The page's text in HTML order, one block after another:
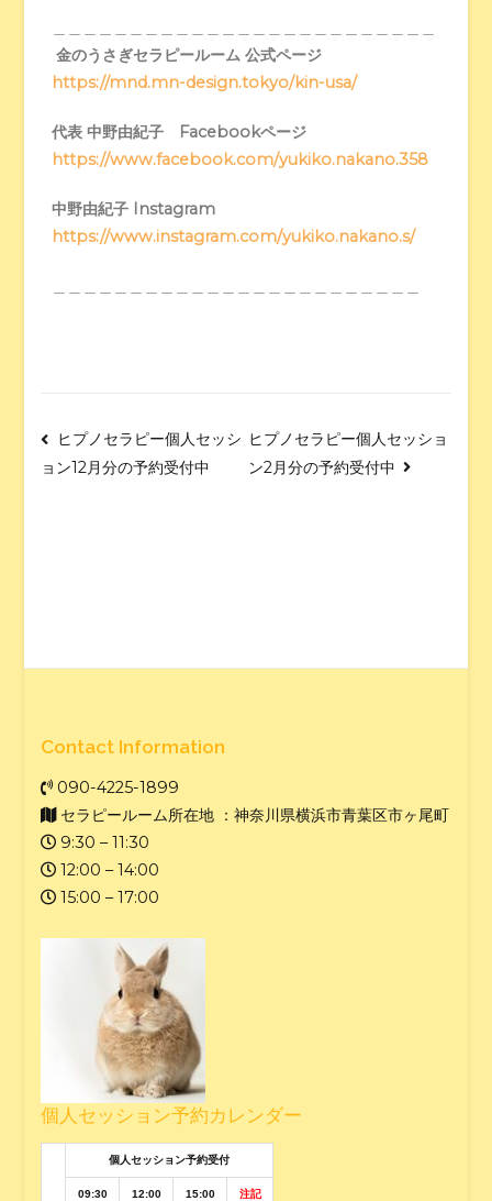
金のうさぎセラピールーム 公式ページ
https://mnd.mn-design.tokyo/kin-usa/
代表 中野由紀子 Facebookページ
https://www.facebook.com/yukiko.nakano.358
中野由紀子 Instagram
https://www.instagram.com/yukiko.nakano.s/
ヒプノセラピー個人セッシ
ョン12月分の予約受付中
ヒプノセラピー個人セッショ
ン2月分の予約受付中
Contact Information
090-4225-1899
セラピールーム所在地 ：神奈川県横浜市青葉区市ヶ尾町
9:30 – 11:30
12:00 – 14:00
15:00 – 17:00
個人セッション予約カレンダー
個人セッション予約受付
09:30 12:00 15:00 注記